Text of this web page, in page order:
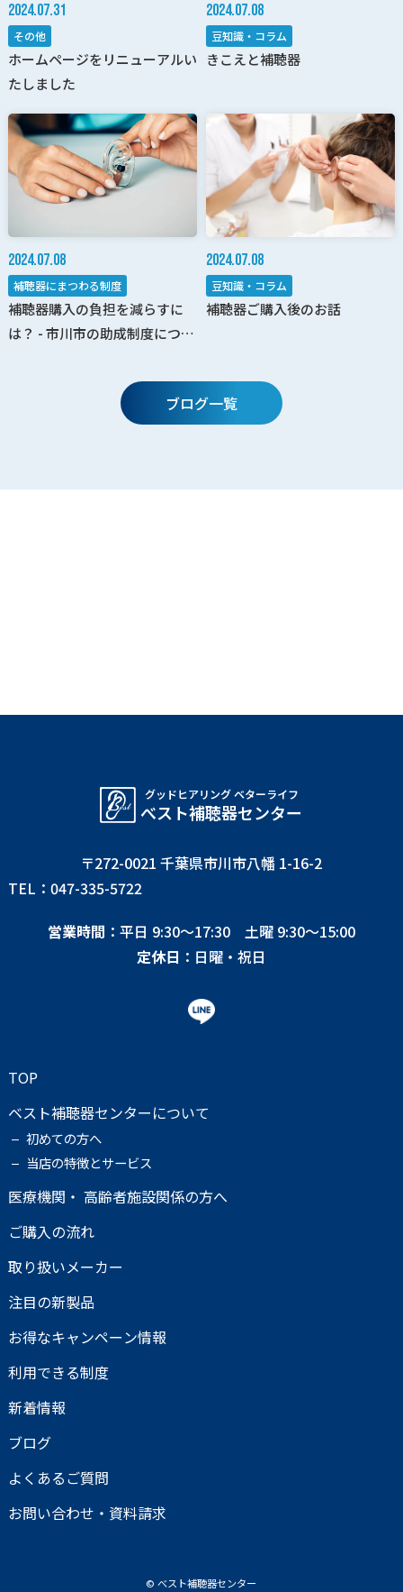
2024.07.31
その他
ホームページをリニューアルい
たしました
2024.07.08
豆知識・コラム
きこえと補聴器
2024.07.08
補聴器にまつわる制度
補聴器購入の負担を減らすに
は？ - 市川市の助成制度につい
2024.07.08
豆知識・コラム
補聴器ご購入後のお話
ブログ一覧
グッドヒアリング ベターライフ
べスト補聴器センター
〒272-0021 千葉県市川市八幡 1-16-2
TEL：047-335-5722
営業時間 ：平日 9:30〜17:30 土曜 9:30〜15:00
定休日 ：日曜・祝日
TOP
ベスト補聴器センターについて
初めての方へ
当店の特徴とサービス
医療機関・ 高齢者施設関係の方へ
ご購入の流れ
取り扱いメーカー
注目の新製品
お得なキャンペーン情報
利用できる制度
新着情報
ブログ
よくあるご質問
お問い合わせ・資料請求
© べスト補聴器センター